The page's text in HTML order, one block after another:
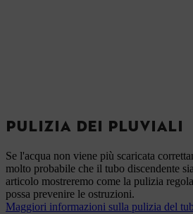
PULIZIA DEI PLUVIALI
Se l'acqua non viene più scaricata
molto probabile che il tubo discendente
articolo mostreremo come la pulizia
possa prevenire le ostruzioni.
Maggiori informazioni sulla pulizia del